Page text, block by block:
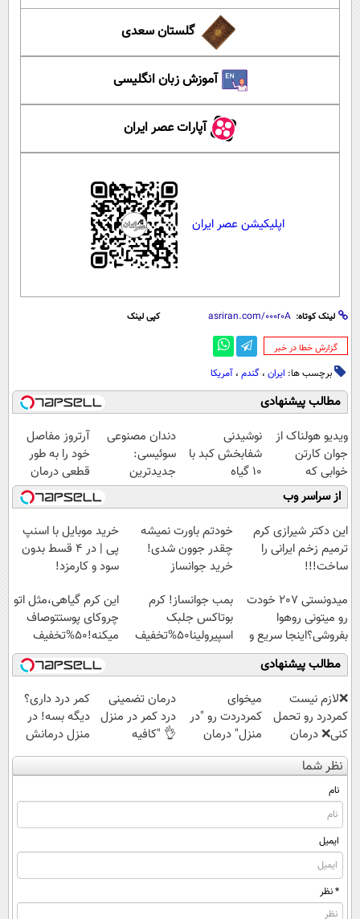
گلستان سعدی
آموزش زبان انگلیسی
آپارات عصر ایران
اپلیکیشن عصر ایران
لینک کوتاه: کپی لینک
‌گزارش خطا در خبر
برچسب ها: ایران ، گندم ، آمریکا
مطالب پیشنهادی
ویدیو هولناک از
جوان کارتن
خوابی که
میلیاردر شد.
آموزش رایگان
نوشیدنی
شفابخش کبد با
10 گیاه
موثر(تخفیف تا
امشب)
دندان مصنوعی
سوئیسی:
جدیدترین
فناوری اروپا،
سبک و مقاوم |
پرداخت قسطی
آرتروز مفاصل
خود را به طور
قطعی درمان
کنید!
◗پرسش‌نامه◖
از سراسر وب
این دکتر شیرازی کرم
ترمیم زخم ایرانی را
ساخت!!!
خودتم باورت نمیشه
چقدر جوون شدی!
خرید جوانساز
ویژه
خرید موبایل با اسنپ
پی | در ۴ قسط بدون
سود و کارمزد!
میدونستی 207 خودت
رو میتونی روهوا
بفروشی؟اینجا سریع و
راحت بفروش
بمب جوانساز! کرم
بوتاکس جلبک
اسپیرولینا50%تخفیف
این کرم گیاهی،مثل اتو
چروکای پوستتوصاف
میکنه!50%تخفیف
مطالب پیشنهادی
❌لازم نیست
کمردرد رو تحمل
کنی❌ درمان
بدون جراحی و
قرص
(پرسشنامه)
میخوای
کمردردت رو "در
منزل" درمان
کنی؟ (◂فیلم +
◂پرسش‌نامه)
درمان تضمینی
درد کمر در منزل
👌 "کافیه
پرسش‌نامه رو پر
کنی"
کمر درد داری؟
دیگه بسه! در
منزل درمانش
کن
(◀پرسش‌نامه)
نظر شما
نام
ایمیل
* نظر